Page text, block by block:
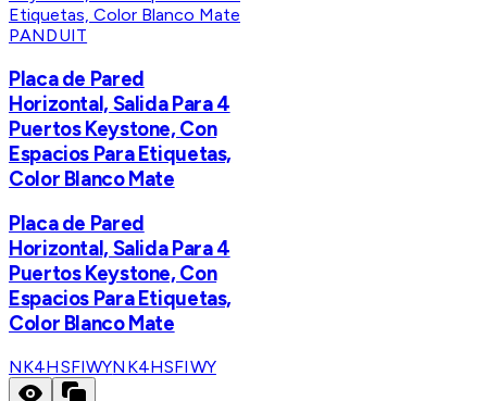
PANDUIT
Placa de Pared
Horizontal, Salida Para 4
Puertos Keystone, Con
Espacios Para Etiquetas,
Color Blanco Mate
Placa de Pared
Horizontal, Salida Para 4
Puertos Keystone, Con
Espacios Para Etiquetas,
Color Blanco Mate
NK4HSFIWYNK4HSFIWY